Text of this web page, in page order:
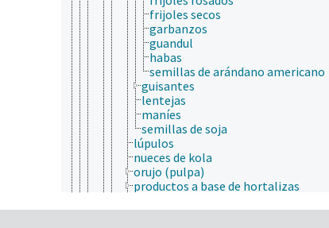
frijoles secos
garbanzos
guandul
habas
semillas de arándano americano
guisantes
lentejas
maníes
semillas de soja
lúpulos
nueces de kola
orujo (pulpa)
productos a base de hortalizas
productos de azúcar